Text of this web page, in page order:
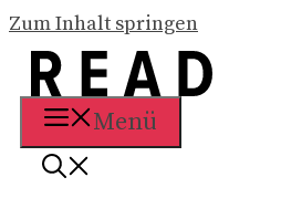
Zum Inhalt springen
Menü